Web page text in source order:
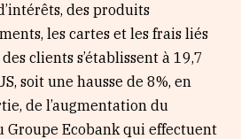
des produits
les cartes et les frais liés
clients s’établissent à 19,7
soit une hausse de 8%, en
de l’augmentation du
Groupe Ecobank qui effectuent